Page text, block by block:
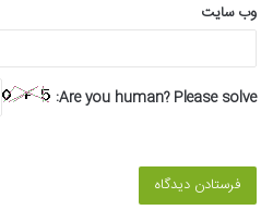
وب‌ سایت
Are you human? Please solve: